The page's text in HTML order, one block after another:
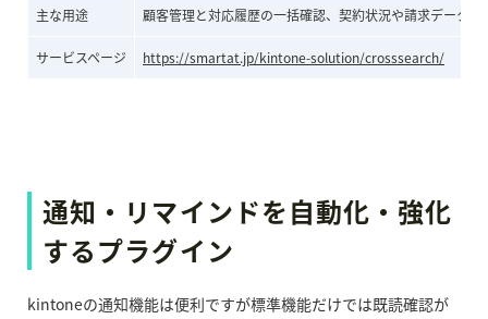
主な用途 顧客管理と対応履歴の一括確認、契約状況や請求データの
サービスページ https://smartat.jp/kintone-solution/crosssearch/
通知・リマインドを自動化・強化
するプラグイン
kintoneの通知機能は便利ですが標準機能だけでは既読確認が